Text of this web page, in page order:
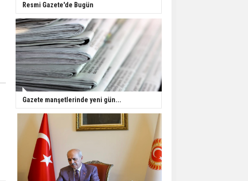
Gazze'deki Sağlık
Bakanlığı duyurdu:
Vahşetin pençesinde 2
salgın vaka tespit edildi
Resmi Gazete'de Bugün
Gazete manşetlerinde yeni gün...